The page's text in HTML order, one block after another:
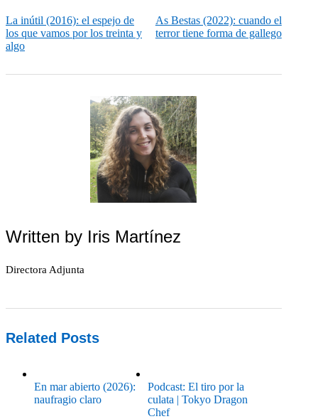
La inútil (2016): el espejo de
los que vamos por los treinta y
algo
As Bestas (2022): cuando el
terror tiene forma de gallego
Written by Iris Martínez
Directora Adjunta
Related Posts
En mar abierto (2026):
naufragio claro
Podcast: El tiro por la
culata | Tokyo Dragon
Chef